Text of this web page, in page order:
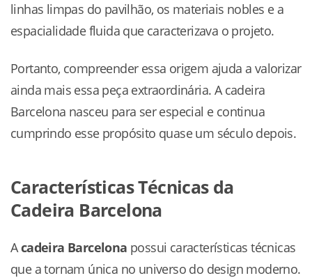
linhas limpas do pavilhão, os materiais nobles e a
espacialidade fluida que caracterizava o projeto.
Portanto, compreender essa origem ajuda a valorizar
ainda mais essa peça extraordinária. A cadeira
Barcelona nasceu para ser especial e continua
cumprindo esse propósito quase um século depois.
Características Técnicas da
Cadeira Barcelona
Acadeira Barcelona possui características técnicas
que a tornam única no universo do design moderno.